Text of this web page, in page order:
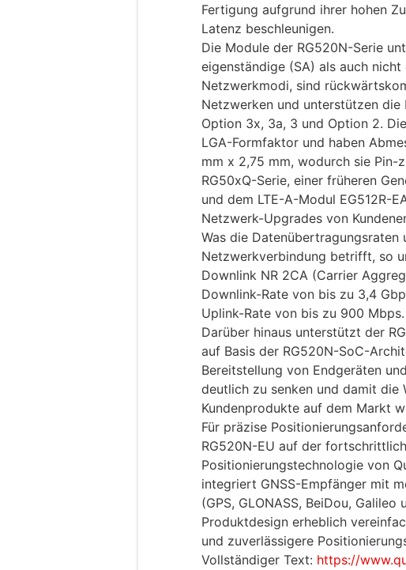
Fertigung aufgrund ihrer hohen
Latenz beschleunigen.
Die Module der RG520N-Serie
eigenständige (SA) als auch nicht
Netzwerkmodi, sind
Netzwerken und unterstützen
Option 3x, 3a, 3 und Option 2.
LGA-Formfaktor und haben
mm x 2,75 mm, wodurch sie
RG50xQ-Serie, einer früheren
und dem LTE-A-Modul EG512R-
Netzwerk-Upgrades von
Was die
Netzwerkverbindung betrifft, so
Downlink NR 2CA (Carrier
Downlink-Rate von bis zu 3,4
Uplink-Rate von bis zu 900 Mbps.
Darüber hinaus unterstützt der
auf Basis der RG520N-SoC-
Bereitstellung von Endgeräten
deutlich zu senken und damit
Kundenprodukte auf dem Markt
Für präzise
RG520N-EU auf der
Positionierungstechnologie von
integriert GNSS-Empfänger mit
(GPS, GLONASS, BeiDou, Galileo
Produktdesign erheblich
und zuverlässigere
Vollständiger Text: https://